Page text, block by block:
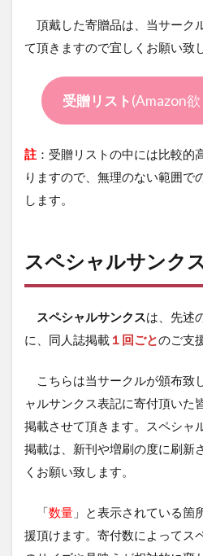
頂戴した寄贈品は、当サーク
て頂きますので宜しくお願い致
受贈リスト(Amazon
註 ：受贈リストの中には比較的
りますので、無理のない範囲で
します。
スペシャルサンク
スペシャルサンクスは、先述
に、同人誌掲載 １回ごとのご支
こちらは当サークルが頒布致
ャルサンクス表記に寄付頂いた
掲載させて頂きます。スペシャ
掲載は、新刊や増刷の度に刷新
くお願い致します。
「数量 」と表示されている箇
援頂けます。寄付数によってス